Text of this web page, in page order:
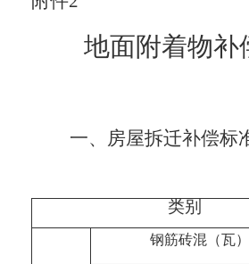
地面附着物补
一、 房屋拆迁补偿标
类别
钢筋砖混（瓦